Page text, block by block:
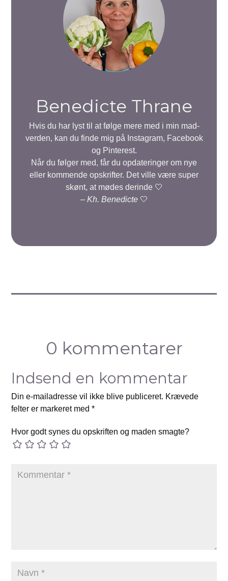
Benedicte Thrane
Hvis du har lyst til at følge mere med i min mad-
verden, kan du finde mig på Instagram, Facebook
og Pinterest.
Når du følger med, får du opdateringer om nye
eller kommende opskrifter. Det ville være super
skønt, at mødes derinde 🤍
– Kh. Benedicte🤍
0 kommentarer
Indsend en kommentar
Din e-mailadresse vil ikke blive publiceret. Krævede
felter er markeret med*
Hvor godt synes du opskriften og maden smagte?